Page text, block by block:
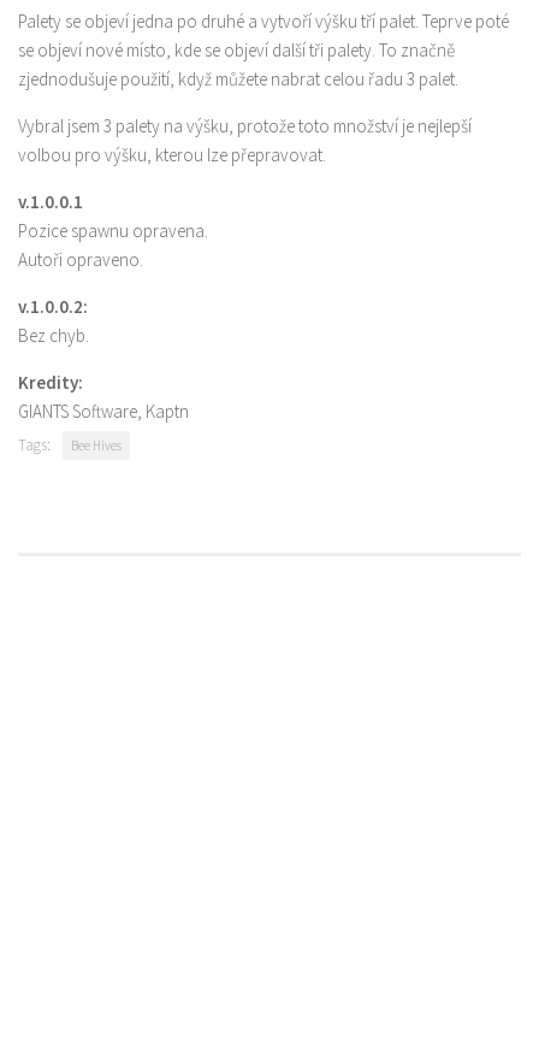
Palety se objeví jedna po druhé a vytvoří výšku tří palet. Teprve poté
se objeví nové místo, kde se objeví další tři palety. To značně
zjednodušuje použití, když můžete nabrat celou řadu 3 palet.
Vybral jsem 3 palety na výšku, protože toto množství je nejlepší
volbou pro výšku, kterou lze přepravovat.
v.1.0.0.1
Pozice spawnu opravena.
Autoři opraveno.
v.1.0.0.2:
Bez chyb.
Kredity:
GIANTS Software, Kaptn
Tags: Bee Hives